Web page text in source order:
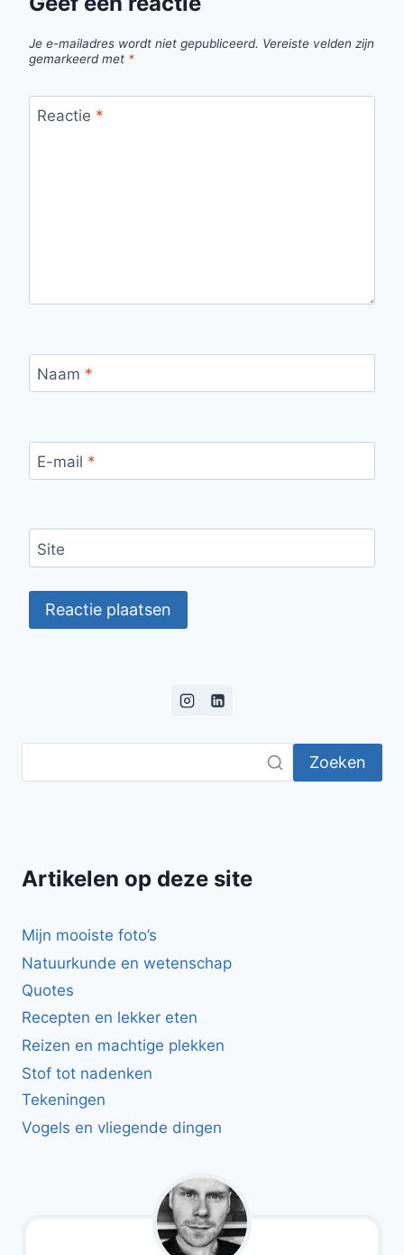
Je e-mailadres wordt niet gepubliceerd. Vereiste velden zijn
gemarkeerd met *
Reactie *
Naam *
E-mail *
Site
Zoeken
Artikelen op deze site
Mijn mooiste foto’s
Natuurkunde en wetenschap
Quotes
Recepten en lekker eten
Reizen en machtige plekken
Stof tot nadenken
Tekeningen
Vogels en vliegende dingen